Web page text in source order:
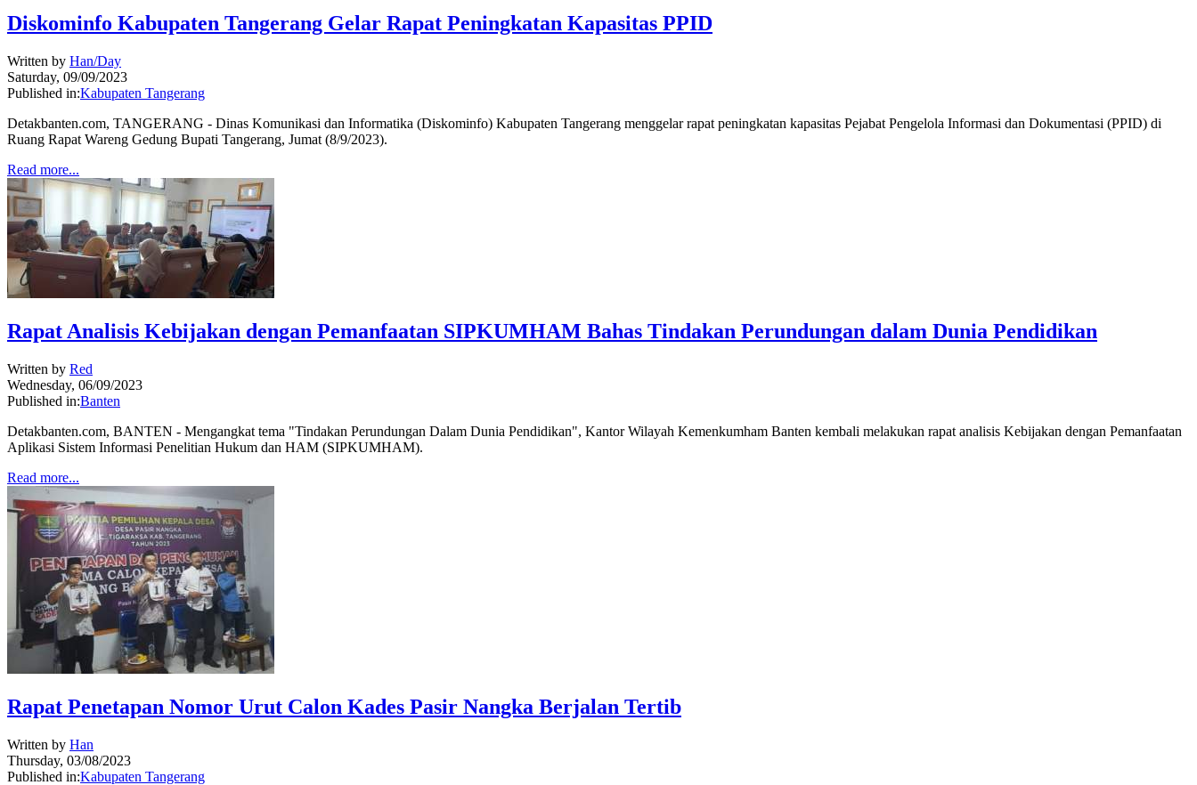
Diskominfo Kabupaten Tangerang Gelar Rapat Peningkatan Kapasitas PPID
Written by Han/Day
Saturday, 09/09/2023
Published in:Kabupaten Tangerang
Detakbanten.com, TANGERANG - Dinas Komunikasi dan Informatika (Diskominfo) Kabupaten Tangerang menggelar rapat peningkatan kapasitas Pejabat Pengelola Informasi dan Dokumentasi (PPID) di
Ruang Rapat Wareng Gedung Bupati Tangerang, Jumat (8/9/2023).
Read more...
Rapat Analisis Kebijakan dengan Pemanfaatan SIPKUMHAM Bahas Tindakan Perundungan dalam Dunia Pendidikan
Written by Red
Wednesday, 06/09/2023
Published in:Banten
Detakbanten.com, BANTEN - Mengangkat tema "Tindakan Perundungan Dalam Dunia Pendidikan", Kantor Wilayah Kemenkumham Banten kembali melakukan rapat analisis Kebijakan dengan Pemanfaatan
Aplikasi Sistem Informasi Penelitian Hukum dan HAM (SIPKUMHAM).
Read more...
Rapat Penetapan Nomor Urut Calon Kades Pasir Nangka Berjalan Tertib
Written by Han
Thursday, 03/08/2023
Published in:Kabupaten Tangerang